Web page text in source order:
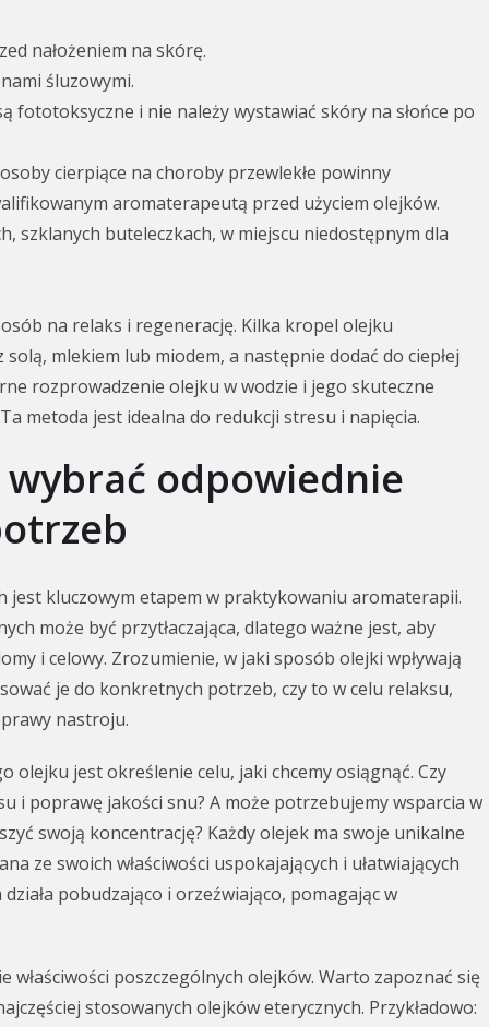
nałożeniem na skórę.
śluzowymi.
fototoksyczne i nie należy wystawiać skóry na słońce po
cierpiące na choroby przewlekłe powinny
aromaterapeutą przed użyciem olejków.
szklanych buteleczkach, w miejscu niedostępnym dla
na relaks i regenerację. Kilka kropel olejku
mlekiem lub miodem, a następnie dodać do ciepłej
rozprowadzenie olejku w wodzie i jego skuteczne
metoda jest idealna do redukcji stresu i napięcia.
odpowiednie
jest kluczowym etapem w praktykowaniu aromaterapii.
może być przytłaczająca, dlatego ważne jest, aby
i celowy. Zrozumienie, w jaki sposób olejki wpływają
je do konkretnych potrzeb, czy to w celu relaksu,
nastroju.
olejku jest określenie celu, jaki chcemy osiągnąć. Czy
i poprawę jakości snu? A może potrzebujemy wsparcia w
swoją koncentrację? Każdy olejek ma swoje unikalne
ze swoich właściwości uspokajających i ułatwiających
pobudzająco i orzeźwiająco, pomagając w
właściwości poszczególnych olejków. Warto zapoznać się
stosowanych olejków eterycznych. Przykładowo: